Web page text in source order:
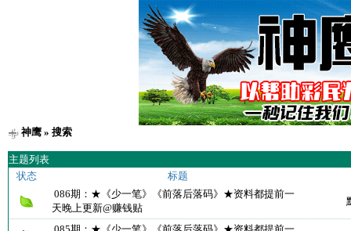
神鹰» 搜索
主题列表
状态
标题
086期：★《少一笔》《前落后落码》★资料都提前一
天晚上更新@赚钱贴